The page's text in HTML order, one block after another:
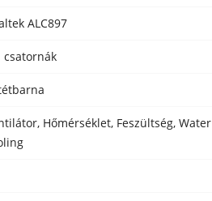
ALC897
csatornák
Hőmérséklet, Feszültség, Water